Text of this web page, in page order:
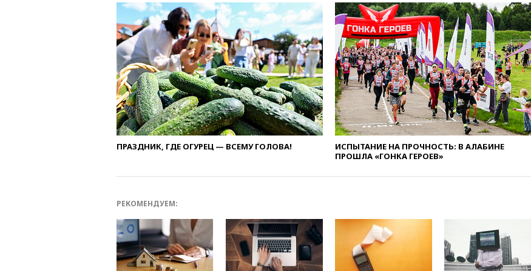
01:10МИД РФ: ЕС пытается
сохранить мобилизационный
ресурс для Украины
00:05Девочка с «маской
Бэтмена» показала лицо
после последней операции
вчера, 23:35Российского
историка Артема Кирпиченка
арестовали в Израиле
разгромил «Оренбург» в
Кубке России
Минпромторг:
банкротство «Кванта» не
означает прекращения
производства телевизоров в
ПРАЗДНИК, ГДЕ ОГУРЕЦ — ВСЕМУ ГОЛОВА!
ИСПЫТАНИЕ НА ПРОЧНОСТЬ: В АЛАБИНЕ
ПРОШЛА «ГОНКА ГЕРОЕВ»
РЕКОМЕНДУЕМ: